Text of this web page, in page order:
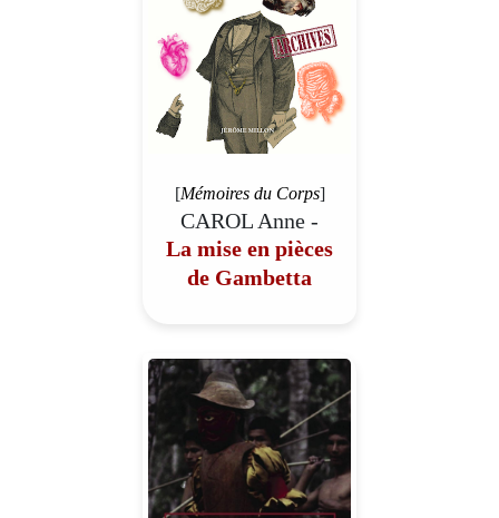
[Mémoires du Corps]
CAROL Anne -
La mise en pièces
de Gambetta